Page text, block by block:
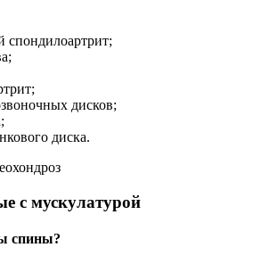
дисков;
диска.
с мускулатурой
спины?